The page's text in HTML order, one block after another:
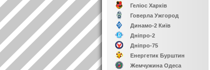
Геліос Харків
Говерла Ужгород
Динамо-2 Київ
Дніпро-2
Дніпро-75
Енергетик Бурштин
Жемчужина Одеса